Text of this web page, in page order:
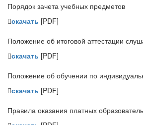
Порядок зачета учебных предметов
скачать [PDF]
Положение об итоговой аттестации
скачать [PDF]
Положение об обучении по
скачать [PDF]
Правила оказания платных